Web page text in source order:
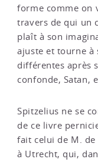
forme comme on
travers de qui un
plaît à son
ajuste et tourne à
différentes après
confonde, Satan,
Spitzelius ne se
de ce livre
fait celui de M.
à Utrecht, qui,